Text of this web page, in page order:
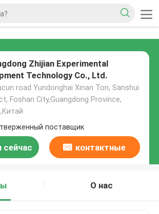
Zhijian Experimental
Technology Co., Ltd.
road Yundonghai Xinan Ton, Sanshui
Foshan City,Guangdong Province,
поставщик
сейчас контактные
О нас